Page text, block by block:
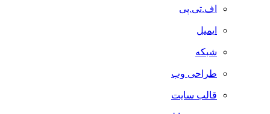
اف.تی.پی
ایمیل
شبکه
طراحی وب
قالب سایت